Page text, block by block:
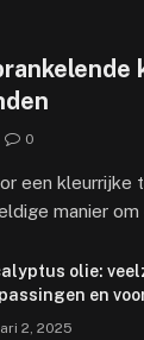
0
een kleurrijke
manier
olie:
en
2, 2025